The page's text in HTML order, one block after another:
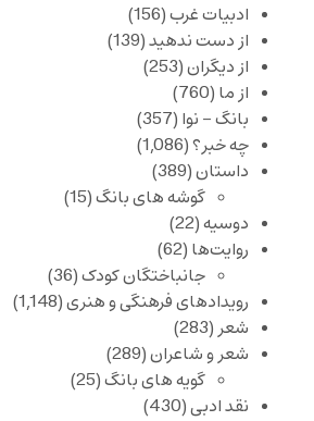
ادبیات غرب(156)
از دست ندهید(139)
از دیگران(253)
از ما (760)
بانگ – نوا (357)
چه خبر؟(1,086)
داستان(389)
گوشه های بانگ(15)
دوسیه(22)
روایت‌ها (62)
جانباختگان کودک(36)
رویدادهای فرهنگی و هنری(1,148)
شعر (283)
شعر و شاعران(289)
گویه های بانگ(25)
نقد ادبی(430)